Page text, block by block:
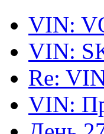
VIN:
VIN:
Re:
VIN: